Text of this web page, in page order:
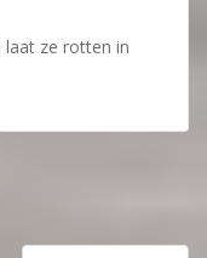
laat ze rotten in